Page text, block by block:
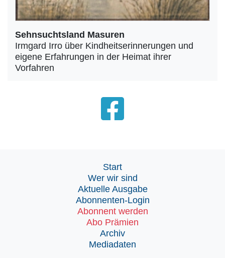
Sehnsuchtsland Masuren
Irmgard Irro über Kindheitserinnerungen und
eigene Erfahrungen in der Heimat ihrer
Vorfahren
Start
Wer wir sind
Aktuelle Ausgabe
Abonnenten-Login
Abonnent werden
Abo Prämien
Archiv
Mediadaten